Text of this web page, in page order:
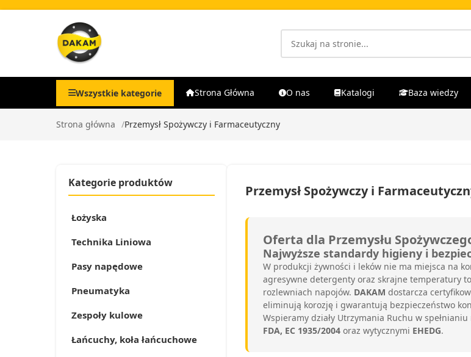
Wszystkie kategorie Strona Główna O nas Katalogi Baza wiedzy
Strona główna Przemysł Spożywczy i Farmaceutyczny
Kategorie produktów
Łożyska
Technika Liniowa
Pasy napędowe
Pneumatyka
Zespoły kulowe
Łańcuchy, koła łańcuchowe
Przemysł Spożywczy i
Oferta dla Przemysłu
Najwyższe standardy higieny i
W produkcji żywności i leków nie ma miejsca na
agresywne detergenty oraz skrajne temperatury
rozlewniach napojów. DAKAM dostarcza
eliminują korozję i gwarantują bezpieczeństwo
Wspieramy działy Utrzymania Ruchu w
FDA, EC 1935/2004 oraz wytycznymi EHEDG.